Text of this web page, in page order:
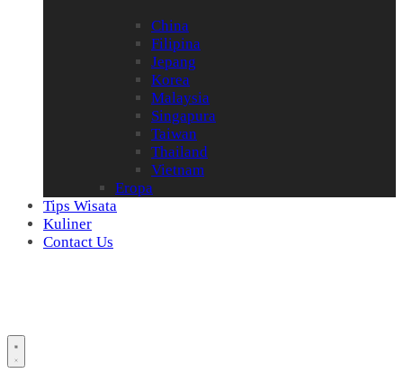
China
Filipina
Jepang
Korea
Malaysia
Singapura
Taiwan
Thailand
Vietnam
Eropa
Tips Wisata
Kuliner
Contact Us